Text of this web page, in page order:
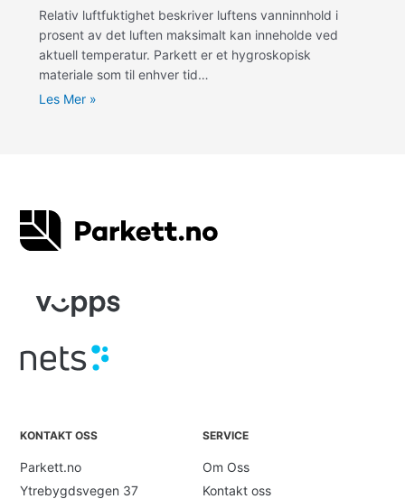
Relativ luftfuktighet beskriver luftens vanninnhold i
prosent av det luften maksimalt kan inneholde ved
aktuell temperatur. Parkett er et hygroskopisk
materiale som til enhver tid…
Les Mer »
KONTAKT OSS
Parkett.no
Ytrebygdsvegen 37
SERVICE
Om Oss
Kontakt oss